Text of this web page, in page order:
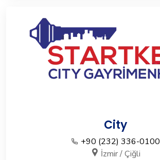
City
+90 (232) 336-0100
İzmir / Çiğli